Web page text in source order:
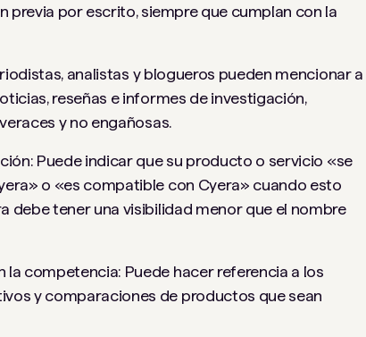
previa por escrito, siempre que cumplan con la
analistas y blogueros pueden mencionar a
reseñas e informes de investigación,
y no engañosas.
Puede indicar que su producto o servicio «se
o «es compatible con Cyera» cuando esto
debe tener una visibilidad menor que el nombre
competencia: Puede hacer referencia a los
y comparaciones de productos que sean